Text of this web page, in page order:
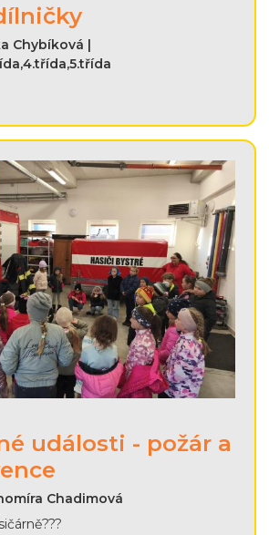
Chybíková |
události - požár a
Chadimová